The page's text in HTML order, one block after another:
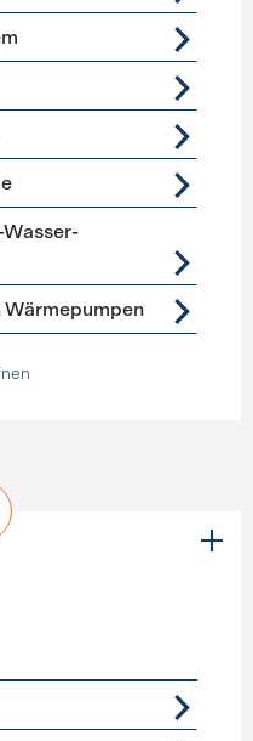
Wasser-
Wärmepumpen